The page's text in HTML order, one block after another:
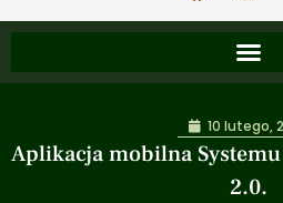
Aplikacja mobilna
2.0.
10 lutego,